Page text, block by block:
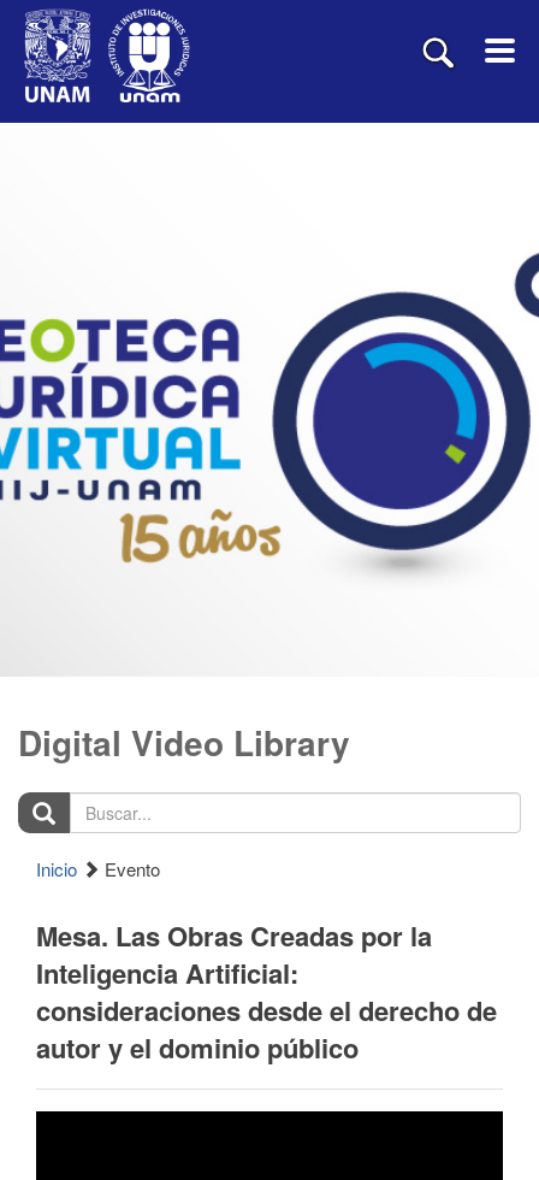
Digital Video Library
Buscar...
Inicio Evento
Mesa. Las Obras Creadas por la
Inteligencia Artificial:
consideraciones desde el derecho de
autor y el dominio público